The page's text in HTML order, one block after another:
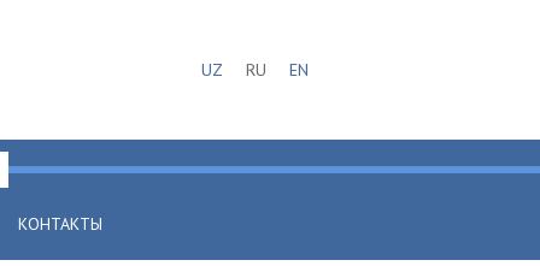
UZ RU EN
КОНТАКТЫ